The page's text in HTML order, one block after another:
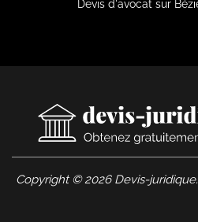
Devis d'avocat sur
Copyright © 2026 Devis-